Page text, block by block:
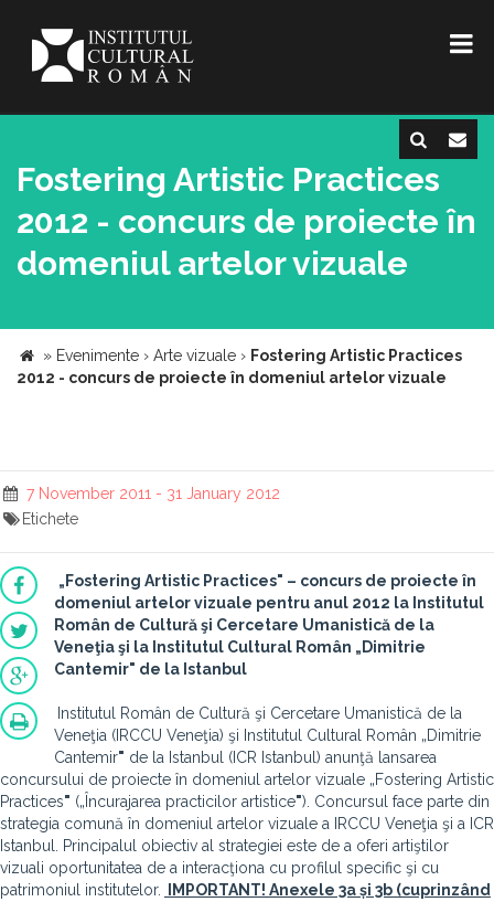
Fostering Artistic Practices
2012 - concurs de proiecte în
domeniul artelor vizuale
» Evenimente › Arte vizuale › Fostering Artistic Practices
2012 - concurs de proiecte în domeniul artelor vizuale
7 November 2011 - 31 January 2012
Etichete
„Fostering Artistic Practices" – concurs de proiecte în
domeniul artelor vizuale pentru anul 2012 la Institutul
Român de Cultură şi Cercetare Umanistică de la
Veneţiaşi la Institutul Cultural Român „Dimitrie
Cantemir" de la Istanbul
Institutul Român de Cultură şi Cercetare Umanistică de la
Veneţia (IRCCU Veneţia) şi Institutul Cultural Român „Dimitrie
Cantemir" de la Istanbul (ICR Istanbul) anunţă lansarea
concursului de proiecte în domeniul artelor vizuale „Fostering Artistic
Practices" („Încurajarea practicilor artistice"). Concursul face parte din
strategia comună în domeniul artelor vizuale a IRCCU Veneţia şi a ICR
Istanbul. Principalul obiectiv al strategiei este de a oferi artiştilor
vizuali oportunitatea de a interacţiona cu profilul specific şi cu
patrimoniul institutelor.
IMPORTANT! Anexele 3a și 3b (cuprinzând